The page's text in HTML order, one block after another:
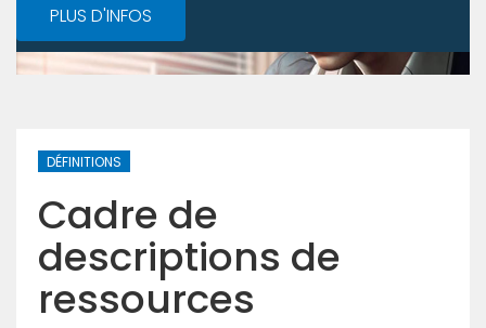
PLUS D'INFOS
DÉFINITIONS
Cadre de
descriptions de
ressources